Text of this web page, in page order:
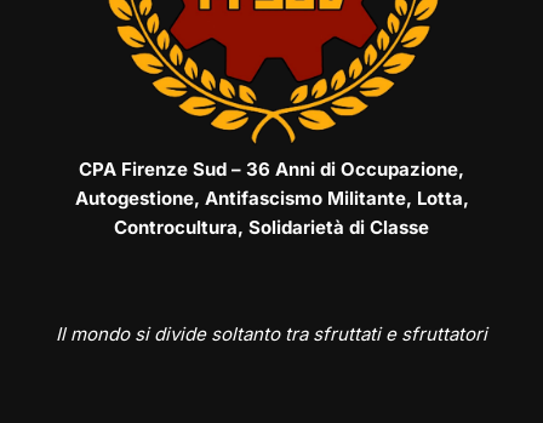
CPA Firenze Sud – 36 Anni di Occupazione,
Autogestione, Antifascismo Militante, Lotta,
Controcultura, Solidarietà di Classe
Il mondo si divide soltanto tra sfruttati e sfruttatori